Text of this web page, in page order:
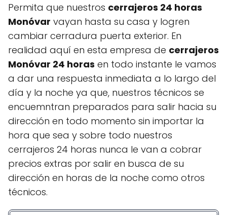
Permita que nuestros cerrajeros 24 horas
Monóvar vayan hasta su casa y logren
cambiar cerradura puerta exterior. En
realidad aquí en esta empresa de cerrajeros
Monóvar 24 horas en todo instante le vamos
a dar una respuesta inmediata a lo largo del
día y la noche ya que, nuestros técnicos se
encuemntran preparados para salir hacia su
dirección en todo momento sin importar la
hora que sea y sobre todo nuestros
cerrajeros 24 horas nunca le van a cobrar
precios extras por salir en busca de su
dirección en horas de la noche como otros
técnicos.